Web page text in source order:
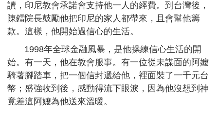
讀，印尼教會承諾會支持他一人的經費。到台灣後，
陳鐳院長鼓勵他把印尼的家人都帶來，且會幫他籌
款。這樣，他開始過信心的生活。
1998年全球金融風暴，是他操練信心生活的開
始。有一天，他在教會服事。有一位從未謀面的阿嬤
騎著腳踏車，把一個信封遞給他，裡面裝了一千元台
幣；盛強收到後，感動得流下眼淚，因為他沒想到神
竟差這阿嬤為他送來溫暖。